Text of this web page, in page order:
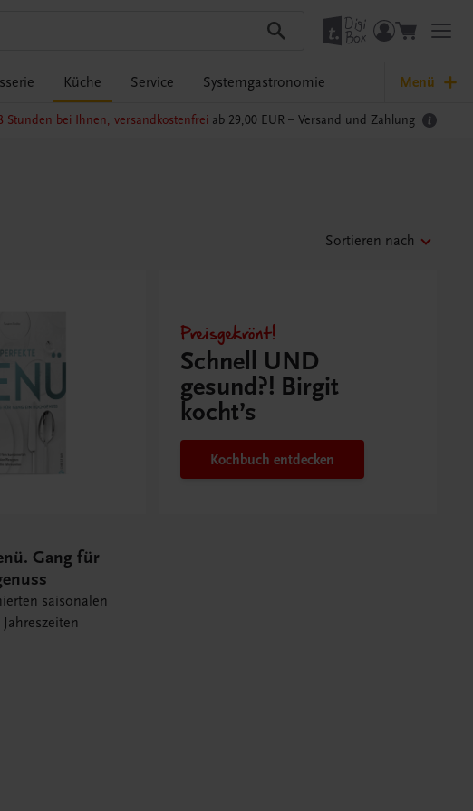
Küche Service Systemgastronomie Menü
Stunden bei Ihnen, versandkostenfrei ab 29,00 EUR – Versand und Zahlung
Sortieren nach
Gang für
saisonalen
Preisgekrönt!
Schnell UND
gesund?! Birgit
kocht’s
Kochbuch entdecken